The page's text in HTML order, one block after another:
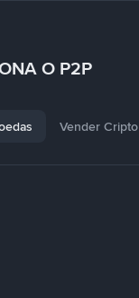
O P2P
Vender Cripto